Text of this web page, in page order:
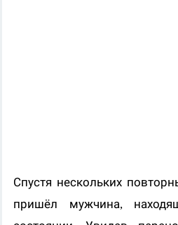
Спустя нескольких
пришёл мужчина,